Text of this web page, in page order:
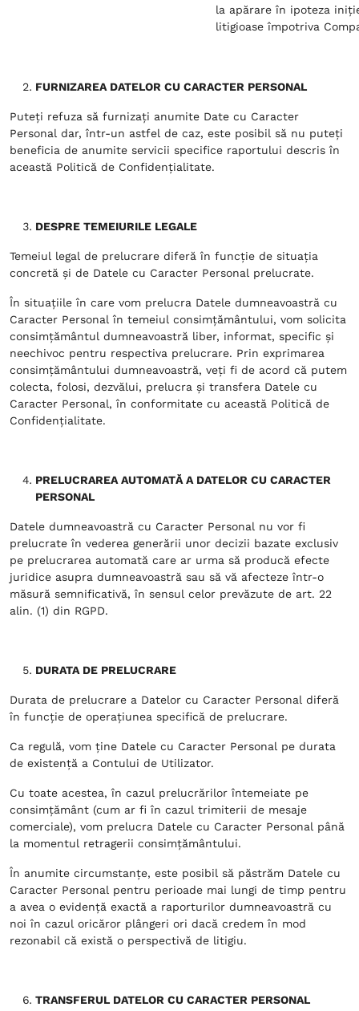
la apărare în ipoteza
litigioase împotriva
FURNIZAREA DATELOR CU CARACTER PERSONAL
Puteți refuza să furnizați anumite Date cu Caracter
Personal dar, într-un astfel de caz, este posibil să nu puteți
beneficia de anumite servicii specifice raportului descris în
această Politică de Confidențialitate.
DESPRE TEMEIURILE LEGALE
Temeiul legal de prelucrare diferă în funcție de situația
concretă și de Datele cu Caracter Personal prelucrate.
În situațiile în care vom prelucra Datele dumneavoastră cu
Caracter Personal în temeiul consimțământului, vom solicita
consimțământul dumneavoastră liber, informat, specific și
neechivoc pentru respectiva prelucrare. Prin exprimarea
consimțământului dumneavoastră, veți fi de acord că putem
colecta, folosi, dezvălui, prelucra și transfera Datele cu
Caracter Personal, în conformitate cu această Politică de
Confidențialitate.
PRELUCRAREA AUTOMATĂ A DATELOR CU CARACTER
PERSONAL
Datele dumneavoastră cu Caracter Personal nu vor fi
prelucrate în vederea generării unor decizii bazate exclusiv
pe prelucrarea automată care ar urma să producă efecte
juridice asupra dumneavoastră sau să vă afecteze într-o
măsură semnificativă, în sensul celor prevăzute de art. 22
alin. (1) din RGPD.
DURATA DE PRELUCRARE
Durata de prelucrare a Datelor cu Caracter Personal diferă
în funcție de operațiunea specifică de prelucrare.
Ca regulă, vom ține Datele cu Caracter Personal pe durata
de existență a Contului de Utilizator.
Cu toate acestea, în cazul prelucrărilor întemeiate pe
consimțământ (cum ar fi în cazul trimiterii de mesaje
comerciale), vom prelucra Datele cu Caracter Personal până
la momentul retragerii consimțământului.
În anumite circumstanțe, este posibil să păstrăm Datele cu
Caracter Personal pentru perioade mai lungi de timp pentru
a avea o evidență exactă a raporturilor dumneavoastră cu
noi în cazul oricăror plângeri ori dacă credem în mod
rezonabil că există o perspectivă de litigiu.
TRANSFERUL DATELOR CU CARACTER PERSONAL